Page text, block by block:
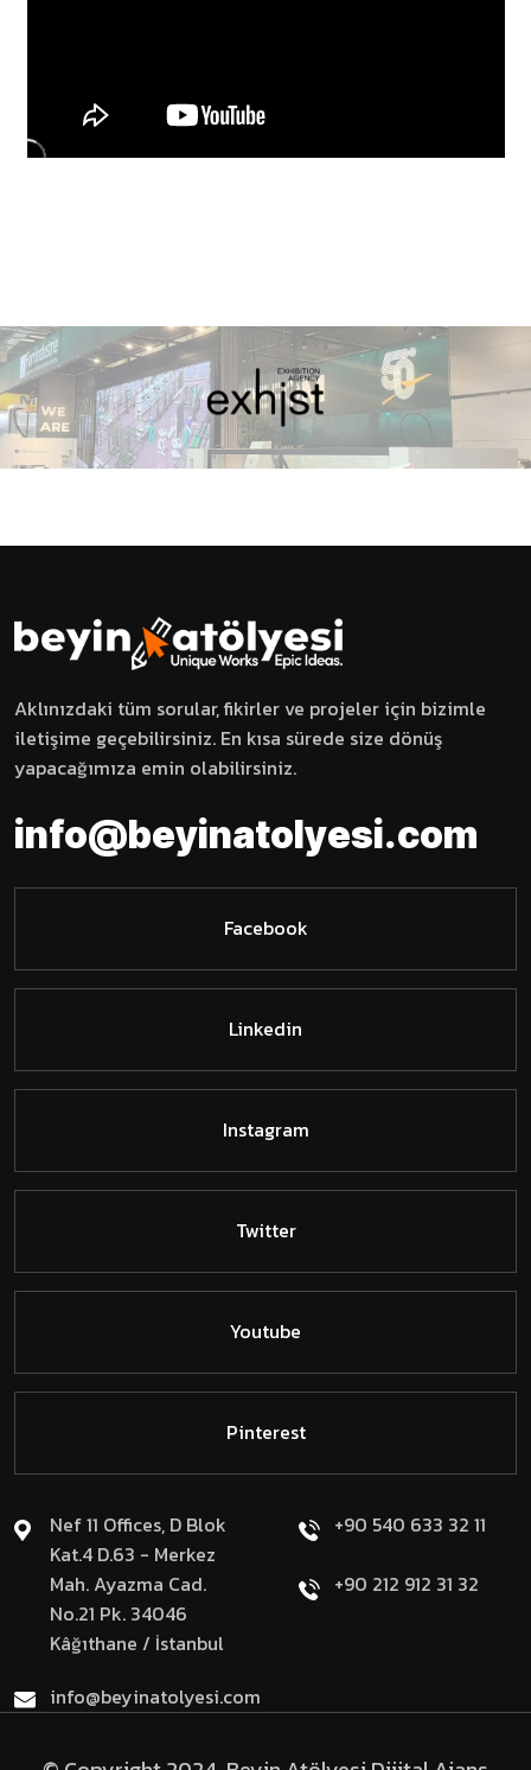
Aklınızdaki tüm sorular, fikirler ve projeler için bizimle
iletişime geçebilirsiniz. En kısa sürede size dönüş
yapacağımıza emin olabilirsiniz.
info@beyinatolyesi.com
Facebook
Linkedin
Instagram
Twitter
Youtube
Pinterest
Nef 11 Offices, D Blok
Kat.4 D.63 - Merkez
Mah. Ayazma Cad.
No.21 Pk. 34046
Kâğıthane / İstanbul
+90 540 633 32 11
+90 212 912 31 32
info@beyinatolyesi.com